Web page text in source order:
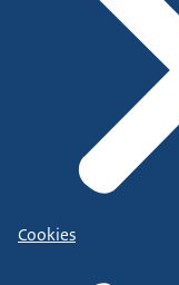
Cookies